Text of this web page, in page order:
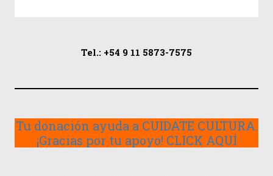
Tel.: +54 9 11 5873-7575
Tu donación ayuda a CUIDATE CULTURA.
¡Gracias por tu apoyo! CLICK AQUÍ